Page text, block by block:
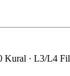
Kural · L3/L4